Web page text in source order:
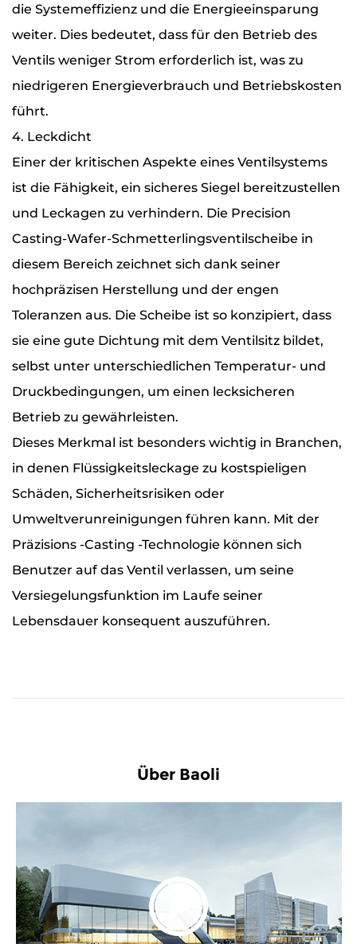
die Systemeffizienz und die Energieeinsparung
weiter. Dies bedeutet, dass für den Betrieb des
Ventils weniger Strom erforderlich ist, was zu
niedrigeren Energieverbrauch und Betriebskosten
führt.
4. Leckdicht
Einer der kritischen Aspekte eines Ventilsystems
ist die Fähigkeit, ein sicheres Siegel bereitzustellen
und Leckagen zu verhindern. Die Precision
Casting-Wafer-Schmetterlingsventilscheibe in
diesem Bereich zeichnet sich dank seiner
hochpräzisen Herstellung und der engen
Toleranzen aus. Die Scheibe ist so konzipiert, dass
sie eine gute Dichtung mit dem Ventilsitz bildet,
selbst unter unterschiedlichen Temperatur- und
Druckbedingungen, um einen lecksicheren
Betrieb zu gewährleisten.
Dieses Merkmal ist besonders wichtig in Branchen,
in denen Flüssigkeitsleckage zu kostspieligen
Schäden, Sicherheitsrisiken oder
Umweltverunreinigungen führen kann. Mit der
Präzisions -Casting -Technologie können sich
Benutzer auf das Ventil verlassen, um seine
Versiegelungsfunktion im Laufe seiner
Lebensdauer konsequent auszuführen.
Über Baoli